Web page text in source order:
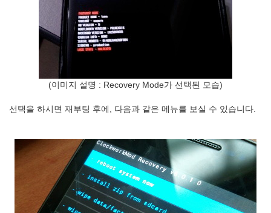
(이미지 설명 : Recovery Mode가 선택된 모습)
선택을 하시면 재부팅 후에, 다음과 같은 메뉴를 보실 수 있습니다.